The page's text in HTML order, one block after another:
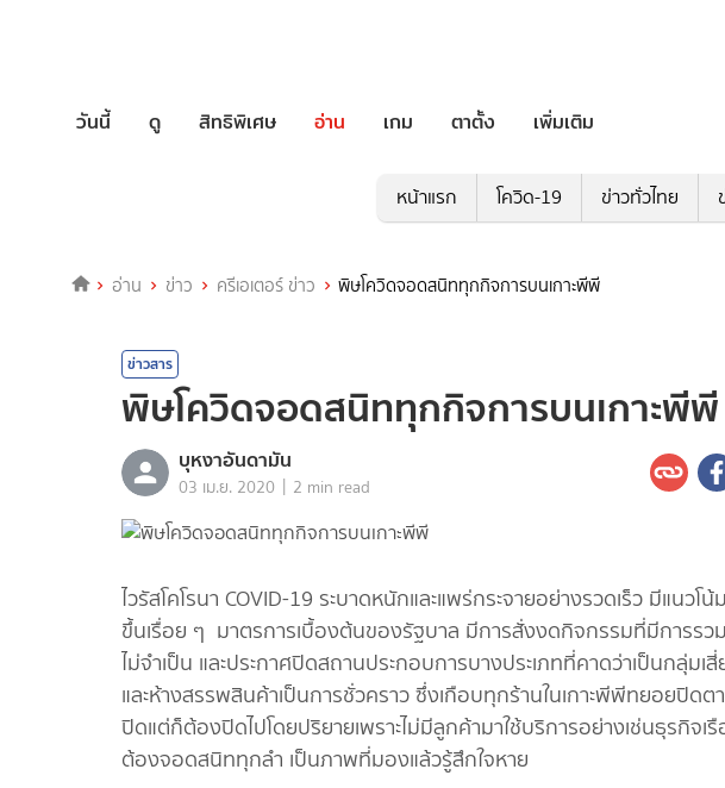
วันนี้ ดู สิทธิพิเศษ อ่าน เกม ตาตั้ง เพิ่มเติม
หน้าแรก โควิด-19 ข่าวทั่วไทย
อ่าน ข่าว ครีเอเตอร์ ข่าว พิษโควิดจอดสนิททุกกิจการบนเกาะพีพี
ข่าวสาร
พิษโควิดจอดสนิททุกกิจการบนเกาะพีพี
บุหงาอันดามัน
03 เม.ย. 2020 | 2 min read
ไวรัสโคโรนา COVID-19 ระบาดหนักและแพร่กระจายอย่างรวดเร็ว มีแนว
ขึ้นเรื่อย ๆ มาตรการเบื้องต้นของรัฐบาล มีการสั่งงดกิจกรรมที่มีการรว
ไม่จำเป็น และประกาศปิดสถานประกอบการบางประเภทที่คาดว่าเป็นกลุ่ม
และห้างสรรพสินค้าเป็นการชั่วคราว ซึ่งเกือบทุกร้านในเกาะพีพีทยอยปิด
ปิดแต่ก็ต้องปิดไปโดยปริยายเพราะไม่มีลูกค้ามาใช้บริการอย่างเช่นธุรกิจเรื
ต้องจอดสนิททุกลำ เป็นภาพที่มองแล้วรู้สึกใจหาย